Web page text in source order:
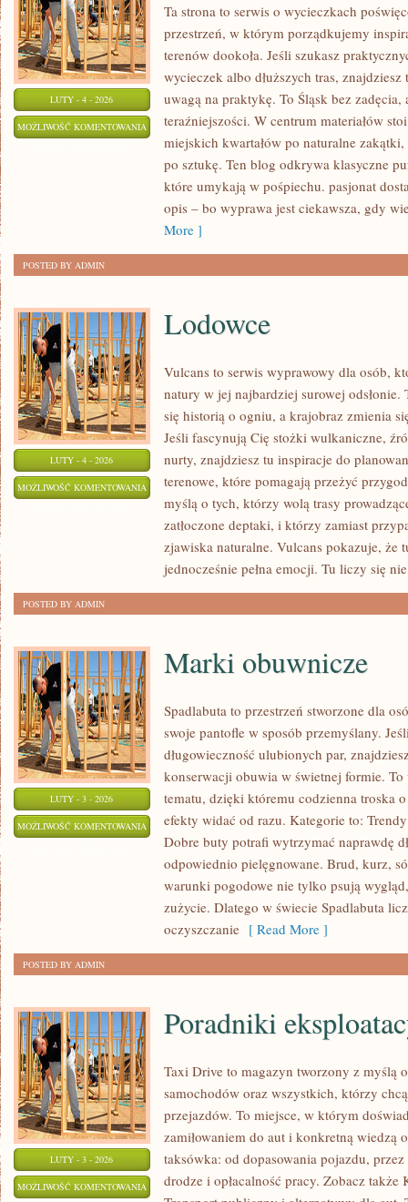
LUTY - 4 - 2026
MOŻLIWOŚĆ KOMENTOWANIA TYCHY
Ta strona to serwis o wycieczkach
przestrzeń, w którym porządkujemy
terenów dookoła. Jeśli szukasz
wycieczek albo dłuższych tras,
uwagą na praktykę. To Śląsk bez
teraźniejszości. W centrum materiałów
miejskich kwartałów po naturalne
po sztukę. Ten blog odkrywa klasyczne
które umykają w pośpiechu. pasjonat
opis – bo wyprawa jest ciekawsza, gdy
More ]
POSTED BY ADMIN
LUTY - 4 - 2026
MOŻLIWOŚĆ KOMENTOWANIA LODOWCE
Lodowce
Vulcans to serwis wyprawowy dla osób,
natury w jej najbardziej surowej
się historią o ogniu, a krajobraz zmienia
Jeśli fascynują Cię stożki wulkaniczne,
nurty, znajdziesz tu inspiracje do
terenowe, które pomagają przeżyć
myślą o tych, którzy wolą trasy
zatłoczone deptaki, i którzy zamiast
zjawiska naturalne. Vulcans pokazuje, że
jednocześnie pełna emocji. Tu liczy się
POSTED BY ADMIN
LUTY - 3 - 2026
MOŻLIWOŚĆ KOMENTOWANIA MARKI
OBUWNICZE
Marki obuwnicze
Spadlabuta to przestrzeń stworzone dla
swoje pantofle w sposób przemyślany.
długowieczność ulubionych par,
konserwacji obuwia w świetnej formie. To
tematu, dzięki któremu codzienna troska
efekty widać od razu. Kategorie to:
Dobre buty potrafi wytrzymać naprawdę
odpowiednio pielęgnowane. Brud, kurz,
warunki pogodowe nie tylko psują
zużycie. Dlatego w świecie Spadlabuta
oczyszczanie [ Read More ]
POSTED BY ADMIN
LUTY - 3 - 2026
MOŻLIWOŚĆ KOMENTOWANIA PORADNIKI
Poradniki
Taxi Drive to magazyn tworzony z myślą
samochodów oraz wszystkich, którzy
przejazdów. To miejsce, w którym
zamiłowaniem do aut i konkretną wiedzą
taksówka: od dopasowania pojazdu,
drodze i opłacalność pracy. Zobacz